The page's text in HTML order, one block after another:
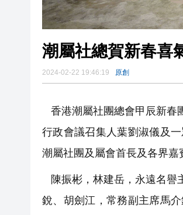
潮屬社總賀新春喜
2024-02-22 19:46:19 原創
香港潮屬社團總會甲辰新春
行政會議召集人葉劉淑儀及
潮屬社團及屬會首長及各界嘉
陳振彬，林建岳，永遠名譽
銳、胡劍江，常務副主席馬